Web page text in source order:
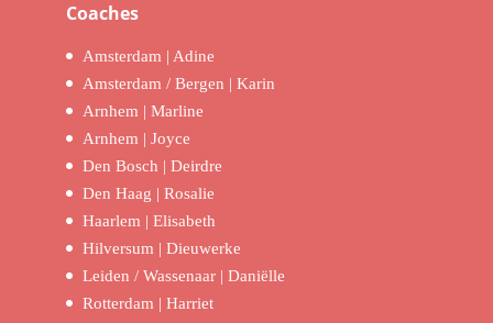
Coaches
Amsterdam | Adine
Amsterdam / Bergen | Karin
Arnhem | Marline
Arnhem | Joyce
Den Bosch | Deirdre
Den Haag | Rosalie
Haarlem | Elisabeth
Hilversum | Dieuwerke
Leiden / Wassenaar | Daniëlle
Rotterdam | Harriet